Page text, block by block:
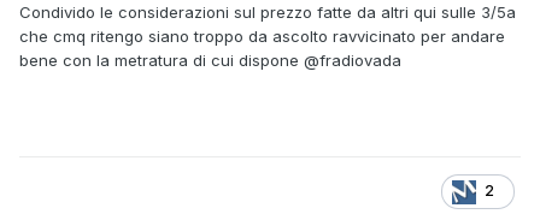
Condivido le considerazioni sul prezzo fatte da altri qui sulle 3/5a
che cmq ritengo siano troppo da ascolto ravvicinato per andare
bene con la metratura di cui dispone @fradiovada
2